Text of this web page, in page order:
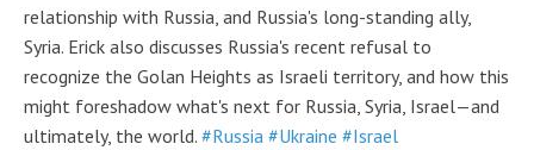
relationship with Russia, and Russia's long-standing ally,
Syria. Erick also discusses Russia's recent refusal to
recognize the Golan Heights as Israeli territory, and how this
might foreshadow what's next for Russia, Syria, Israel—and
ultimately, the world. #Russia #Ukraine #Israel